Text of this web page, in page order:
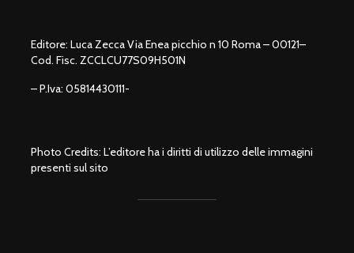
Editore: Luca Zecca Via Enea picchio n 10 Roma – 00121–
Cod. Fisc. ZCCLCU77S09H501N
– P.Iva: 05814430111-
Photo Credits: L’editore ha i diritti di utilizzo delle immagini
presenti sul sito